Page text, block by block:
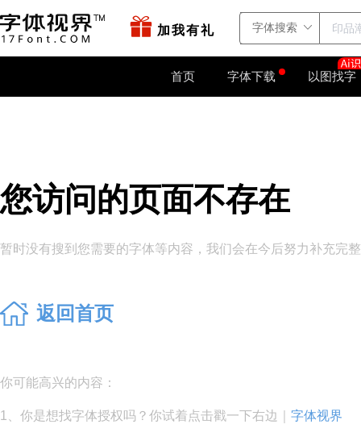
加我有礼
首页 字体下载 以图找字
您访问的页面不存在
暂时没有搜到您需要的字体等内容，我们会在今后努力补充完
返回首页
你可能高兴的内容：
1、你是想找字体授权吗？你试着点击戳一下右边｜ 字体视界